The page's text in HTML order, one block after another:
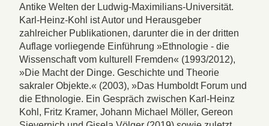
Antike Welten der Ludwig-Maximilians-Universität.
Karl-Heinz-Kohl ist Autor und Herausgeber
zahlreicher Publikationen, darunter die in der dritten
Auflage vorliegende Einführung »Ethnologie - die
Wissenschaft vom kulturell Fremden« (1993/2012),
»Die Macht der Dinge. Geschichte und Theorie
sakraler Objekte.« (2003), »Das Humboldt Forum und
die Ethnologie. Ein Gespräch zwischen Karl-Heinz
Kohl, Fritz Kramer, Johann Michael Möller, Gereon